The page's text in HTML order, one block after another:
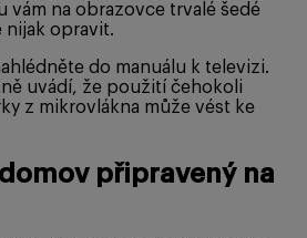
vám na obrazovce trvalé šedé
nijak opravit.
do manuálu k televizi.
uvádí, že použití čehokoli
z mikrovlákna může vést ke
připravený na